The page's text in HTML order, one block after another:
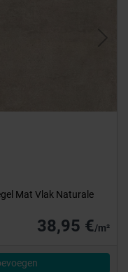
Mat Vlak Naturale
38,95 €/m²